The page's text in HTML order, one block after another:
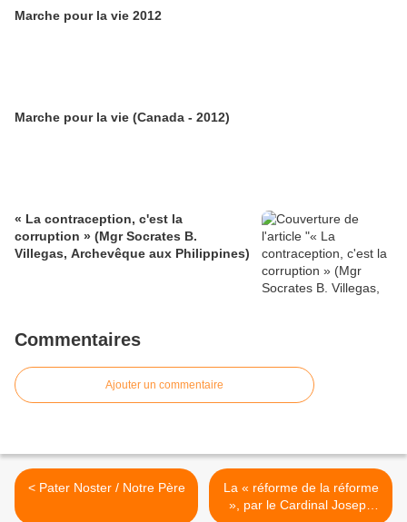
Marche pour la vie 2012
Marche pour la vie (Canada - 2012)
« La contraception, c'est la
corruption » (Mgr Socrates B.
Villegas, Archevêque aux Philippines)
Commentaires
Ajouter un commentaire
< Pater Noster / Notre Père
La « réforme de la réforme
», par le Cardinal Joseph